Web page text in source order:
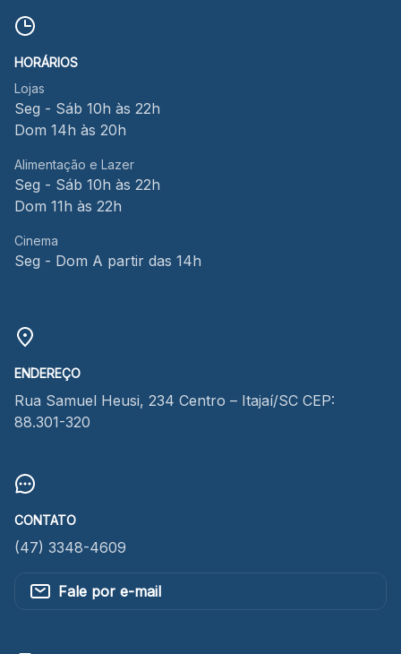
HORÁRIOS
Lojas
Seg - Sáb 10h às 22h
Dom 14h às 20h
Alimentação e Lazer
Seg - Sáb 10h às 22h
Dom 11h às 22h
Cinema
Seg - Dom A partir das 14h
ENDEREÇO
Rua Samuel Heusi, 234 Centro – Itajaí/SC CEP:
88.301-320
CONTATO
(47) 3348-4609
Fale por e-mail